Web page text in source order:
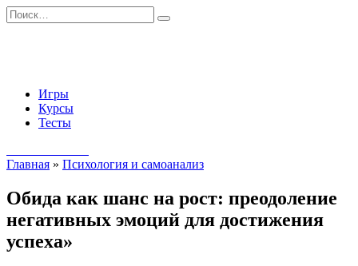
Перейти
к
Search
for:
Игры
Курсы
Тесты
Главная » Психология и самоанализ
Обида как шанс на рост: преодоление
негативных эмоций для достижения
успеха»